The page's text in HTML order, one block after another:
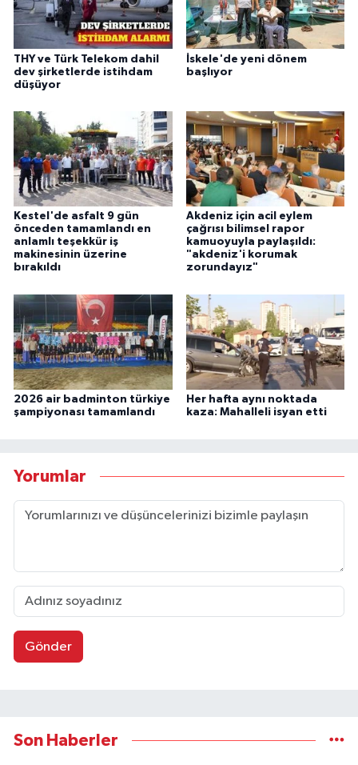
THY ve Türk Telekom dahil
dev şirketlerde istihdam
düşüyor
İskele'de yeni dönem
başlıyor
Kestel'de asfalt 9 gün
önceden tamamlandı en
anlamlı teşekkür iş
makinesinin üzerine
bırakıldı
Akdeniz için acil eylem
çağrısı bilimsel rapor
kamuoyuyla paylaşıldı:
"akdeniz'i korumak
zorundayız"
2026 air badminton türkiye
şampiyonası tamamlandı
Her hafta aynı noktada
kaza: Mahalleli isyan etti
Yorumlar
Gönder
Son Haberler